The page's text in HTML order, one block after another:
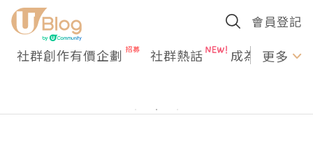
會員登記
社群創作有價企劃 社群熱話 成為U更多